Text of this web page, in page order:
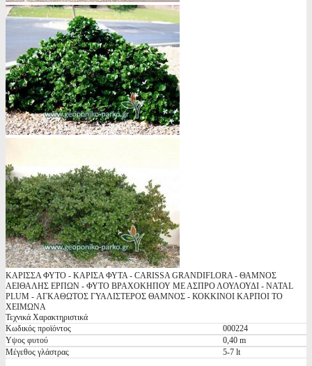
ΚΑΡΙΣΣΑ ΦΥΤΟ - ΚΑΡΙΣΑ ΦΥΤΑ - CARISSA GRANDIFLORA - ΘΑΜΝΟΣ
ΑΕΙΘΑΛΗΣ ΕΡΠΩΝ - ΦΥΤΟ ΒΡΑΧΟΚΗΠΟΥ ΜΕ ΑΣΠΡΟ ΛΟΥΛΟΥΔΙ - NATAL
PLUM - ΑΓΚΑΘΩΤΟΣ ΓΥΑΛΙΣΤΕΡΟΣ ΘΑΜΝΟΣ - ΚΟΚΚΙΝΟΙ ΚΑΡΠΟΙ ΤΟ
ΧΕΙΜΩΝΑ
Τεχνικά Χαρακτηριστικά
Κωδικός προϊόντος
000224
Υψος φυτού
0,40 m
Μέγεθος γλάστρας
5-7 lt